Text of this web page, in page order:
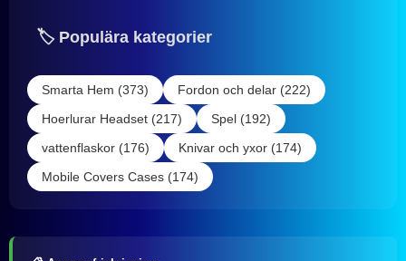
🏷️ Populära kategorier
Smarta Hem (373)
Fordon och delar (222)
Hoerlurar Headset (217)
Spel (192)
vattenflaskor (176)
Knivar och yxor (174)
Mobile Covers Cases (174)